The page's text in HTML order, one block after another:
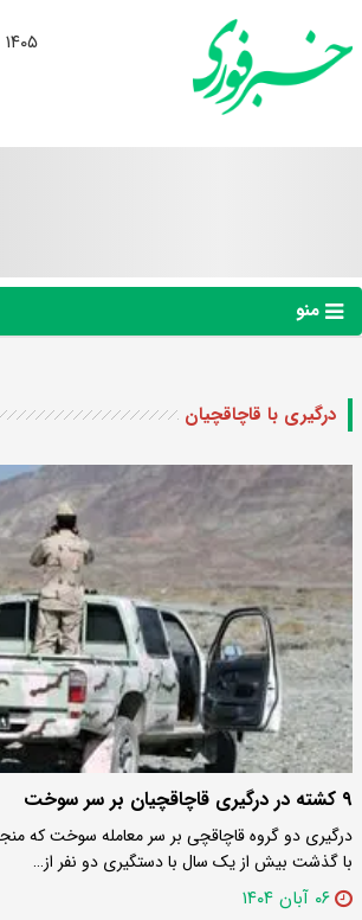
۱۴۰۵ مرداد ۱۷, شنبه
منو
درگیری با قاچاقچیان
۹ کشته در درگیری قاچاقچیان بر سر سوخت
با گذشت بیش از یک سال با دستگیری دو نفر از…
۰۶ آبان ۱۴۰۴